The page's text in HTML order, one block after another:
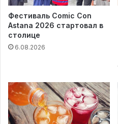
Фестиваль Comic Con
Astana 2026 стартовал в
столице
6.08.2026